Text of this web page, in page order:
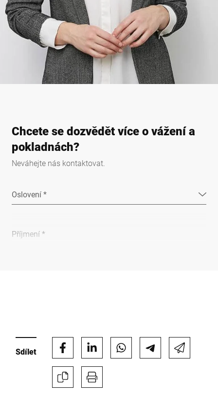
Chcete se dozvědět více o vážení a
pokladnách?
Neváhejte nás kontaktovat.
Oslovení *
Příjmení *
Telefon *
Sdílet